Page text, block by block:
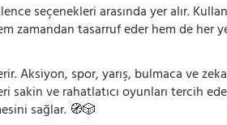
seçenekleri arasında yer alır.
tasarruf eder hem de her
Aksiyon, spor, yarış, bulmaca ve
ve rahatlatıcı oyunları tercih
sağlar. 🧭🎲